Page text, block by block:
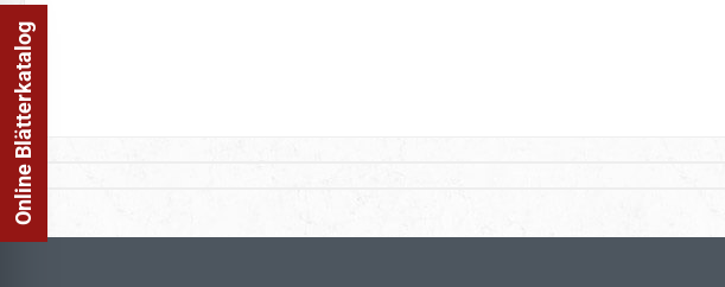
Online Blätterkatalog